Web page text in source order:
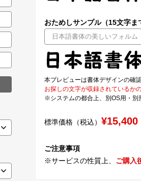
おためしサンプル（15文字ま
本プレビューは書体デザインの確
お探しの文字が収録されているか
※システムの都合上、別OS用・別
標準価格（税込） ¥15,400
ご注意事項
※サービスの性質上、 ご購入